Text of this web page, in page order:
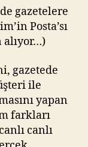
gazetelere
Posta’sı
alıyor…)
gazetede
ile
yapan
farkları
canlı